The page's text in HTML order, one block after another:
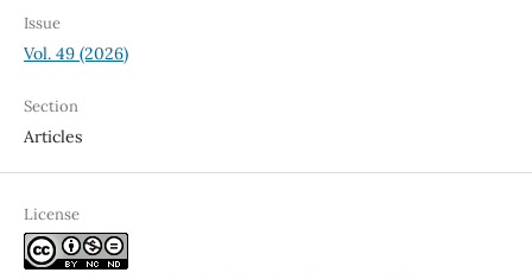
Issue
Vol. 49 (2026)
Section
Articles
License